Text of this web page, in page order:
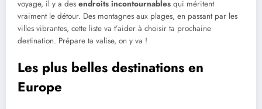
voyage, il y a des endroits incontournables qui méritent
vraiment le détour. Des montagnes aux plages, en passant par les
villes vibrantes, cette liste va t’aider à choisir ta prochaine
destination. Prépare ta valise, on y va !
Les plus belles destinations en
Europe